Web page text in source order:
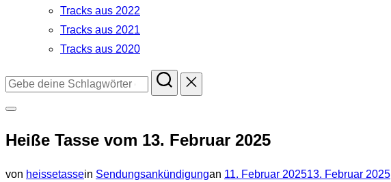
Tracks aus 2022
Tracks aus 2021
Tracks aus 2020
Suchen
&
umschalten
Heiße Tasse vom 13. Februar 2025
von heissetassein Sendungsankündigungan Veröffentlicht
11. Februar 202513. Februar 2025